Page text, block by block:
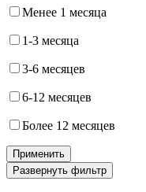
Менее 1 месяца
1-3 месяца
3-6 месяцев
6-12 месяцев
Более 12 месяцев
Применить
Развернуть фильтр